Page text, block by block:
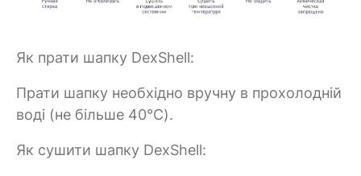
Як прати шапку DexShell:
Прати шапку необхідно вручну в прохолодній
воді (не більше 40°C).
Як сушити шапку DexShell: